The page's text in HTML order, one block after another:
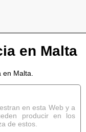
en Malta
Malta.
en esta Web y a
producir en los
de estos.